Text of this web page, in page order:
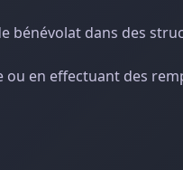
dans des
en effectuant des